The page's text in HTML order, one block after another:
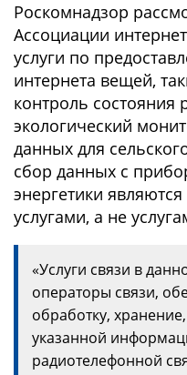
Роскомнадзор
Ассоциации
услуги по
интернета вещей,
контроль состояния
экологический
данных для
сбор данных с
энергетики
услугами, а не
«Услуги связи в
операторы связи,
обработку,
указанной
радиотелефонной